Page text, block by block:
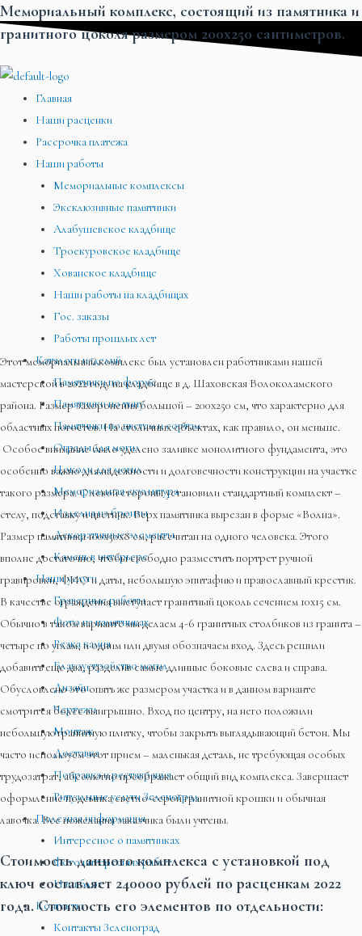
Перейти
к
Меню
Главная
Наши расценки
Рассрочка платежа
Наши работы
Мемориальные комплексы
Эксклюзивные памятники
Алабушевское кладбище
Троекуровское кладбище
Хованское кладбище
Наши работы на кладбищах
Гос. заказы
Работы прошлых лет
Каталоги изделий
Памятники по форме
Памятники по типу
Памятники по цветам и сортам
Ограды для могил
Цоколи для могил
Мемориальная скульптура
Изделия из бронзы
Декоративные элементы
Камень в интерьере
Наши услуги
Граверные работы
Фото на памятниках
Резка камня
Благоустройство могил
Дизайн
Чертежи
Монтаж
Доставка
Поправка и реставрация
Ритуальные услуги Зеленоград
Полезная информация
Интересное о памятниках
Фото интересных работ
Наш блог
Контакты
Контакты Зеленоград
Меню
Меню
Мемориальный комплекс, состоящий из памятника и
гранитного цоколя размером 200х250 сантиметров.
Этот мемориальный комплекс был установлен работниками нашей
мастерской в 2022 году на кладбище в д. Шаховская Волоколамского
района. Размер захоронения большой – 200х250 см, что характерно для
областных погостов. На столичных объектах, как правило, он меньше.
Особое внимание было уделено заливке монолитного фундамента, это
особенно важно для надежности и долговечности конструкции на участке
такого размера. С левой стороны установили стандартный комплект –
стелу, подставку и цветник. Верх памятника вырезан в форме «Волна».
Размер памятника 100х50х8 см, рассчитан на одного человека. Этого
вполне достаточно, чтобы свободно разместить портрет ручной
гравировки, ФИО и даты, небольшую эпитафию и православный крестик.
В качестве ограждения выступает гранитный цоколь сечением 10х15 см.
Обычно в таком варианте мы делаем 4-6 гранитных столбиков из гранита –
четыре по углам, и одним или двумя обозначаем вход. Здесь решили
добавить еще два, разделив самые длинные боковые слева и справа.
Обусловлено это опять же размером участка и в данном варианте
смотрится более выигрышно. Вход по центру, на него положили
небольшую гранитную плитку, чтобы закрыть выглядывающий бетон. Мы
часто используем этот прием – маленькая деталь, не требующая особых
трудозатрат, абсолютно преображает общий вид комплекса. Завершает
оформление подсыпка светло-серой гранитной крошки и обычная
лавочка. Все пожелания заказчика были учтены.
Стоимость данного комплекса с установкой под
ключ составляет 240000 рублей по расценкам 2022
года. Стоимость его элементов по отдельности: